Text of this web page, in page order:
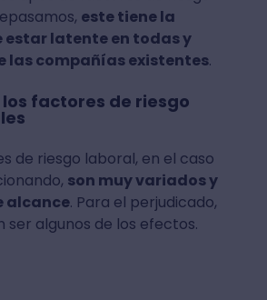
este tiene la
latente en todas y
las compañías existentes.
factores de riesgo
de riesgo laboral, en el caso
son muy variados y
alcance. Para el perjudicado,
ser algunos de los efectos.